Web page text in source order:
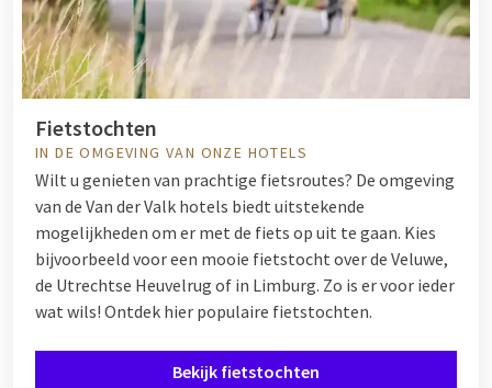
Fietstochten
IN DE OMGEVING VAN ONZE HOTELS
Wilt u genieten van prachtige fietsroutes? De omgeving
van de Van der Valk hotels biedt uitstekende
mogelijkheden om er met de fiets op uit te gaan. Kies
bijvoorbeeld voor een mooie fietstocht over de Veluwe,
de Utrechtse Heuvelrug of in Limburg. Zo is er voor ieder
wat wils! Ontdek hier populaire fietstochten.
Bekijk fietstochten